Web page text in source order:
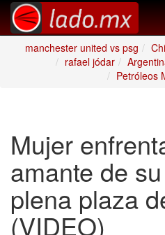
manchester united vs psg
rafael jódar
Petróleos
Mujer
amante de
plena plaza
(VIDEO)